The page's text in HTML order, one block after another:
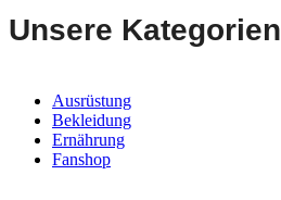
Unsere Kategorien
Ausrüstung
Bekleidung
Ernährung
Fanshop